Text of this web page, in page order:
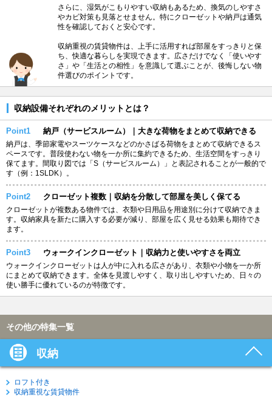
さらに、湿気がこもりやすい収納もあるため、換気のしやすさ
やカビ対策も見落とせません。特にクローゼットや納戸は通気
性を確認しておくと安心です。
収納重視の賃貸物件は、上手に活用すれば部屋をすっきりと保
ち、快適な暮らしを実現できます。広さだけでなく「使いやす
さ」や「生活との相性」を意識して選ぶことが、後悔しない物
件選びのポイントです。
収納設備それぞれのメリットとは？
Point1 納戸（サービスルーム）｜大きな荷物をまとめて収納できる
納戸は、季節家電やスーツケースなどのかさばる荷物をまとめて収納できるス
ペースです。普段使わない物を一か所に集約できるため、生活空間をすっきり
保てます。間取り図では「S（サービスルーム）」と表記されることが一般的で
す（例：1SLDK）。
Point2 クローゼット複数｜収納を分散して部屋を美しく保てる
クローゼットが複数ある物件では、衣類や日用品を用途別に分けて収納できま
す。収納家具を新たに購入する必要が減り、部屋を広く見せる効果も期待でき
ます。
Point3 ウォークインクローゼット｜収納力と使いやすさを両立
ウォークインクローゼットは人が中に入れる広さがあり、衣類や小物を一か所
にまとめて収納できます。全体を見渡しやすく、取り出しやすいため、日々の
使い勝手に優れているのが特徴です。
その他の特集一覧
収納
ロフト付き
収納重視な賃貸物件